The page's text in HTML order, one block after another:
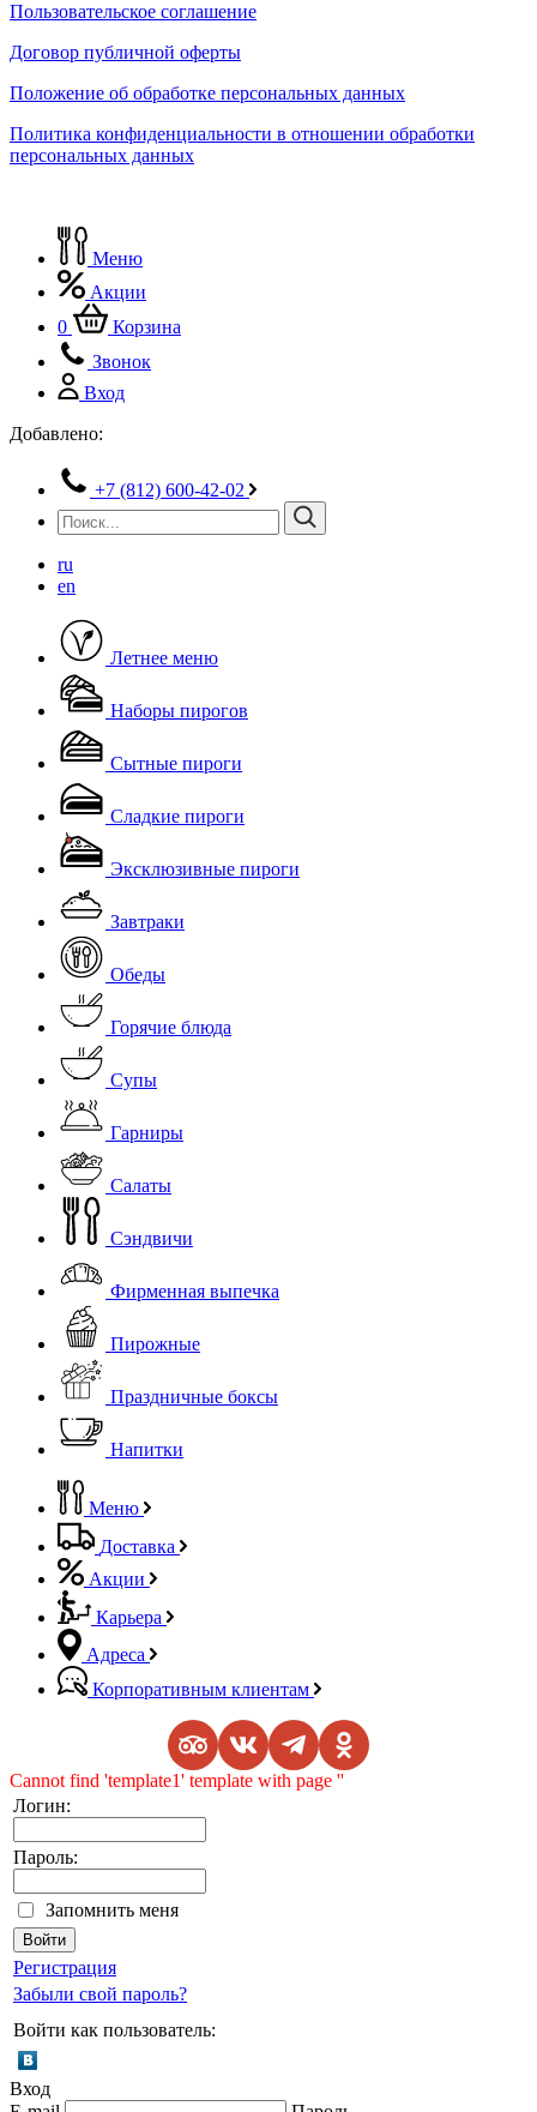
Пользовательское соглашение
Договор публичной оферты
Положение об обработке персональных данных
Политика конфиденциальности в отношении обработки
персональных данных
Меню
Акции
0
Корзина
Звонок
Вход
Добавлено:
+7 (812) 600-42-02
ru
en
Летнее меню
Наборы пирогов
Сытные пироги
Сладкие пироги
Эксклюзивные пироги
Завтраки
Обеды
Горячие блюда
Супы
Гарниры
Салаты
Сэндвичи
Фирменная выпечка
Пирожные
Праздничные боксы
Напитки
Меню
Доставка
Акции
Карьера
Адреса
Корпоративным клиентам
Cannot find 'template1' template with page ''
Логин:
Пароль:
Запомнить меня
Регистрация
Забыли свой пароль?
Войти как пользователь:
Вход